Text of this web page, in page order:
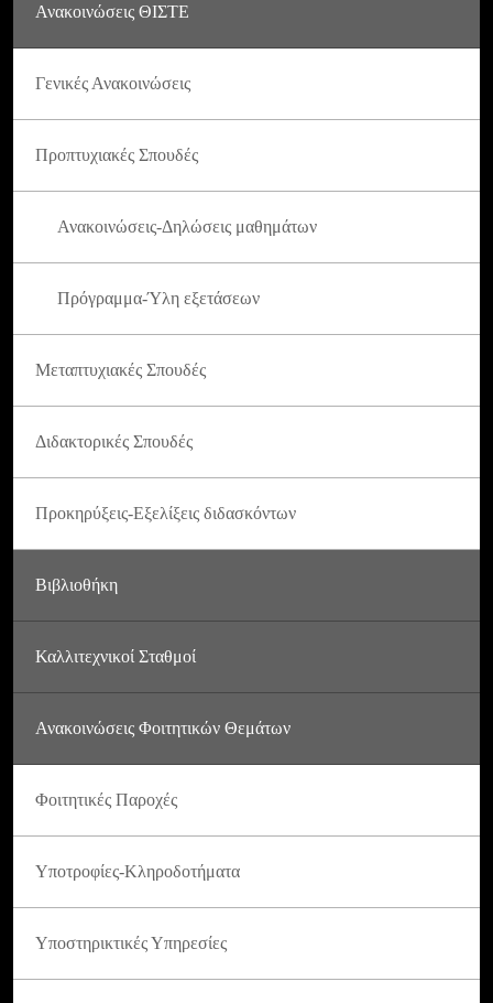
Ανακοινώσεις ΘΙΣΤΕ
Γενικές Ανακοινώσεις
Προπτυχιακές Σπουδές
Ανακοινώσεις-Δηλώσεις μαθημάτων
Πρόγραμμα-Ύλη εξετάσεων
Μεταπτυχιακές Σπουδές
Διδακτορικές Σπουδές
Προκηρύξεις-Εξελίξεις διδασκόντων
Βιβλιοθήκη
Καλλιτεχνικοί Σταθμοί
Ανακοινώσεις Φοιτητικών Θεμάτων
Φοιτητικές Παροχές
Υποτροφίες-Κληροδοτήματα
Υποστηρικτικές Υπηρεσίες